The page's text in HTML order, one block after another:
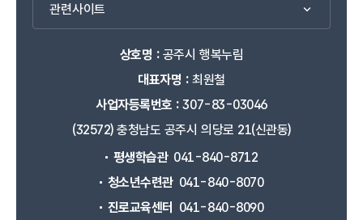
관련사이트
상호명 :공주시 행복누림
대표자명 :최원철
사업자등록번호 :307-83-03046
(32572) 충청남도 공주시 의당로 21(신관동)
평생학습관 041-840-8712
청소년수련관 041-840-8070
진로교육센터
041-840-8090